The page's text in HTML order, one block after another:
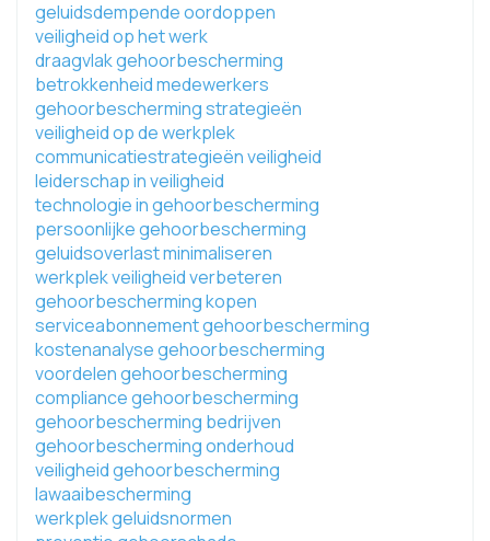
geluidsdempende oordoppen
veiligheid op het werk
draagvlak gehoorbescherming
betrokkenheid medewerkers
gehoorbescherming strategieën
veiligheid op de werkplek
communicatiestrategieën veiligheid
leiderschap in veiligheid
technologie in gehoorbescherming
persoonlijke gehoorbescherming
geluidsoverlast minimaliseren
werkplek veiligheid verbeteren
gehoorbescherming kopen
serviceabonnement gehoorbescherming
kostenanalyse gehoorbescherming
voordelen gehoorbescherming
compliance gehoorbescherming
gehoorbescherming bedrijven
gehoorbescherming onderhoud
veiligheid gehoorbescherming
lawaaibescherming
werkplek geluidsnormen